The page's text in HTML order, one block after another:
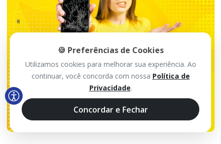
🍪 Preferências de Cookies
Utilizamos cookies para melhorar sua experiência. Ao
continuar, você concorda com nossa Política de
Privacidade.
Concordar e Fechar